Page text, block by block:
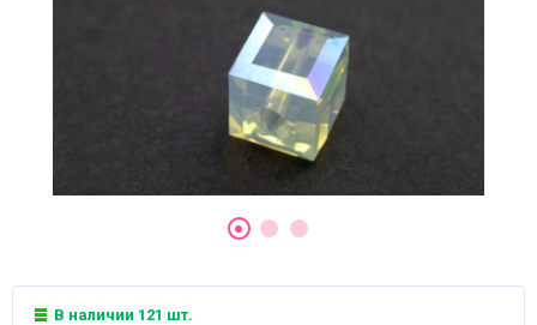
В наличии 121 шт.